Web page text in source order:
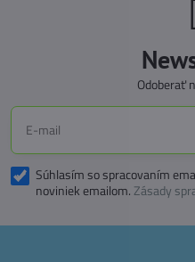
Odoberať
Súhlasím so spracovaním
noviniek emailom.Zásady